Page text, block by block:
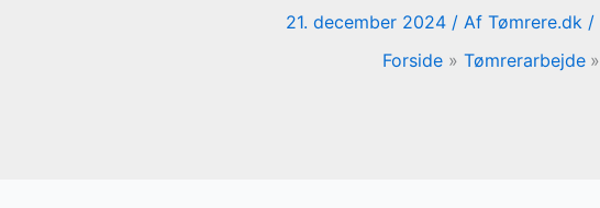
21. december 2024 / Af Tømrere.dk /
Forside
Tømrerarbejde